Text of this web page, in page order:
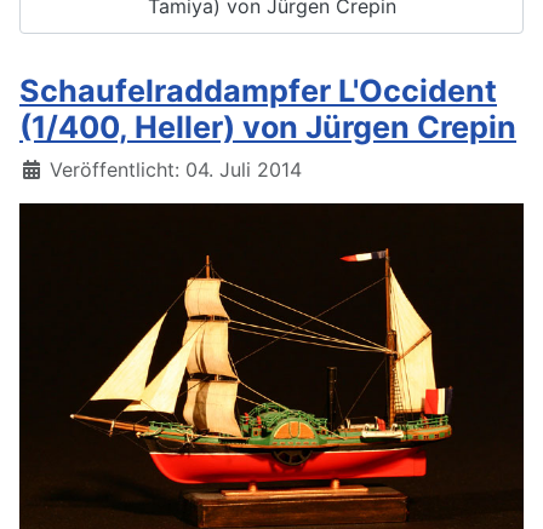
Tamiya) von Jürgen Crepin
Schaufelraddampfer L'Occident
(1/400, Heller) von Jürgen Crepin
Details
Veröffentlicht: 04. Juli 2014